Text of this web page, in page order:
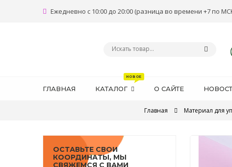
Ежедневно с 10:00 до 20:00 (разница во времени +7 по
ГЛАВНАЯ КАТАЛОГ О САЙТЕ
Главная Материал для
ОСТАВЬТЕ СВОИ
КООРДИНАТЫ, МЫ
СВЯЖЕМСЯ С ВАМИ